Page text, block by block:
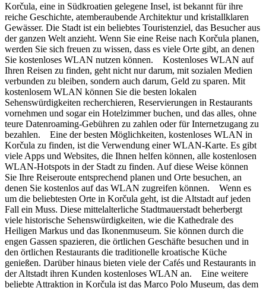
Korčula, eine in Südkroatien gelegene Insel, ist bekannt für ihre
reiche Geschichte, atemberaubende Architektur und kristallklaren
Gewässer. Die Stadt ist ein beliebtes Touristenziel, das Besucher aus
der ganzen Welt anzieht. Wenn Sie eine Reise nach Korčula planen,
werden Sie sich freuen zu wissen, dass es viele Orte gibt, an denen
Sie kostenloses WLAN nutzen können. Kostenloses WLAN auf
Ihren Reisen zu finden, geht nicht nur darum, mit sozialen Medien
verbunden zu bleiben, sondern auch darum, Geld zu sparen. Mit
kostenlosem WLAN können Sie die besten lokalen
Sehenswürdigkeiten recherchieren, Reservierungen in Restaurants
vornehmen und sogar ein Hotelzimmer buchen, und das alles, ohne
teure Datenroaming-Gebühren zu zahlen oder für Internetzugang zu
bezahlen. Eine der besten Möglichkeiten, kostenloses WLAN in
Korčula zu finden, ist die Verwendung einer WLAN-Karte. Es gibt
viele Apps und Websites, die Ihnen helfen können, alle kostenlosen
WLAN-Hotspots in der Stadt zu finden. Auf diese Weise können
Sie Ihre Reiseroute entsprechend planen und Orte besuchen, an
denen Sie kostenlos auf das WLAN zugreifen können. Wenn es
um die beliebtesten Orte in Korčula geht, ist die Altstadt auf jeden
Fall ein Muss. Diese mittelalterliche Stadtmauerstadt beherbergt
viele historische Sehenswürdigkeiten, wie die Kathedrale des
Heiligen Markus und das Ikonenmuseum. Sie können durch die
engen Gassen spazieren, die örtlichen Geschäfte besuchen und in
den örtlichen Restaurants die traditionelle kroatische Küche
genießen. Darüber hinaus bieten viele der Cafés und Restaurants in
der Altstadt ihren Kunden kostenloses WLAN an. Eine weitere
beliebte Attraktion in Korčula ist das Marco Polo Museum, das dem